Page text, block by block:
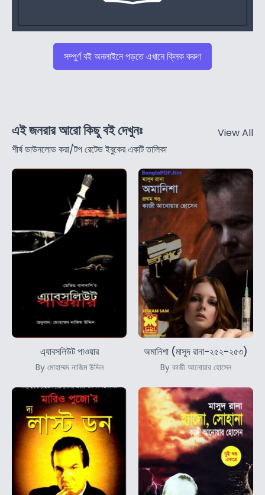
সম্পুর্ণ বই অনলাইনে পড়তে এখানে ক্লিক করুণ
এই জনরার আরো কিছু বই দেখুনঃ
শীর্ষ ডাউনলোড করা/টপ রেটেড ইবুকের একটি তালিকা
View All
এ্যাবসলিউট পাওয়ার
By মোহাম্মদ নাজিম উদ্দিন
অমানিশা (মাসুদ রানা-২৫২-২৫৩)
By কাজী আনোয়ার হোসেন